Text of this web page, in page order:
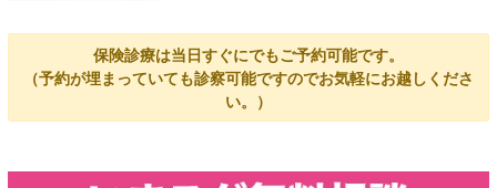
保険診療は当日すぐにでもご予約可能です。
（予約が埋まっていても診察可能ですのでお気軽にお越しくださ
い。）